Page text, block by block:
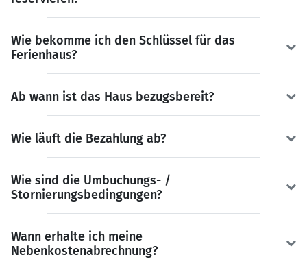
Wie bekomme ich den Schlüssel für das
Ferienhaus?
Ab wann ist das Haus bezugsbereit?
Wie läuft die Bezahlung ab?
Wie sind die Umbuchungs- /
Stornierungsbedingungen?
Wann erhalte ich meine
Nebenkostenabrechnung?